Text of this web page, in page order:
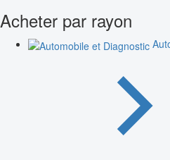
Acheter par rayon